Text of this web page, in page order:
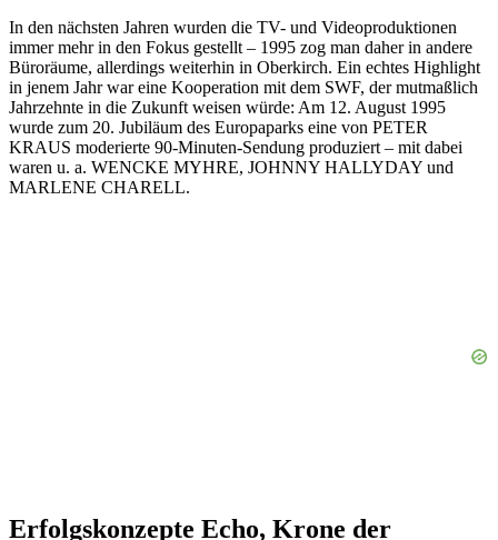
In den nächsten Jahren wurden die TV- und Videoproduktionen
immer mehr in den Fokus gestellt – 1995 zog man daher in andere
Büroräume, allerdings weiterhin in Oberkirch. Ein echtes Highlight
in jenem Jahr war eine Kooperation mit dem SWF, der mutmaßlich
Jahrzehnte in die Zukunft weisen würde: Am 12. August 1995
wurde zum 20. Jubiläum des Europaparks eine von PETER
KRAUS moderierte 90-Minuten-Sendung produziert – mit dabei
waren u. a. WENCKE MYHRE, JOHNNY HALLYDAY und
MARLENE CHARELL.
Erfolgskonzepte Echo, Krone der